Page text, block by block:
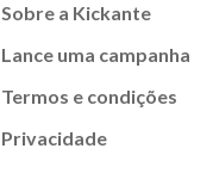
Sobre a Kickante
Lance uma campanha
Termos e condições
Privacidade